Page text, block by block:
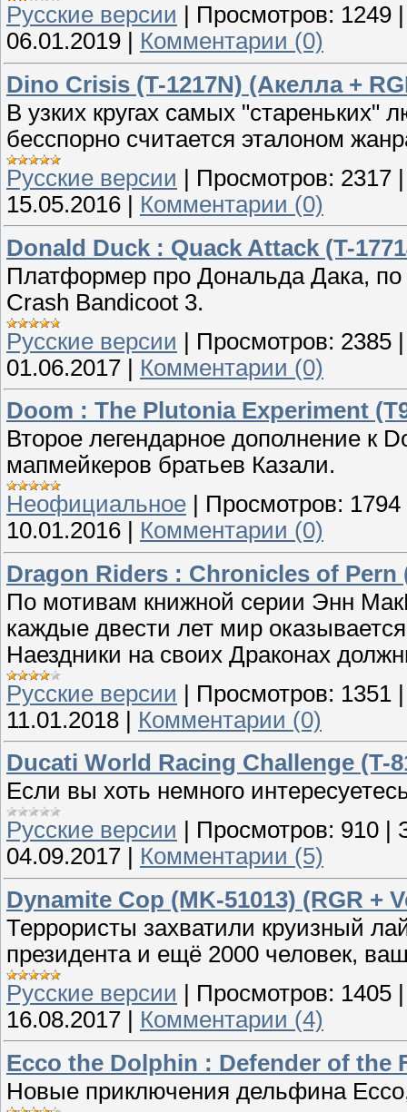
Русские версии
Просмотров: 1249
06.01.2019
Комментарии (0)
Dino Crisis (T-1217N) (Акелла +
В узких кругах самых
бесспорно считается эталоном
Русские версии
Просмотров: 2317
15.05.2016
Комментарии (0)
Donald Duck : Quack Attack (T-
Платформер про Дональда Дака,
Crash Bandicoot 3.
Русские версии | Просмотров: 2385
01.06.2017 | Комментарии (0)
Doom : The Plutonia Experiment
Второе легендарное дополнение к
мапмейкеров братьев Казали.
Неофициальное
Просмотров: 1794
10.01.2016
Комментарии (0)
Dragon Riders : Chronicles of Pern
По мотивам книжной серии Энн
каждые двести лет мир
Наездники на своих Драконах
Русские версии
Просмотров: 1351
11.01.2018
Комментарии (0)
Ducati World Racing Challenge (T-
Если вы хоть немного
Русские версии
Просмотров: 910
04.09.2017
Комментарии (5)
Dynamite Cop (MK-51013) (RGR +
Террористы захватили круизный
президента и ещё 2000 человек,
Русские версии
Просмотров: 1405
16.08.2017
Комментарии (4)
Ecco the Dolphin : Defender of the
Новые приключения дельфина